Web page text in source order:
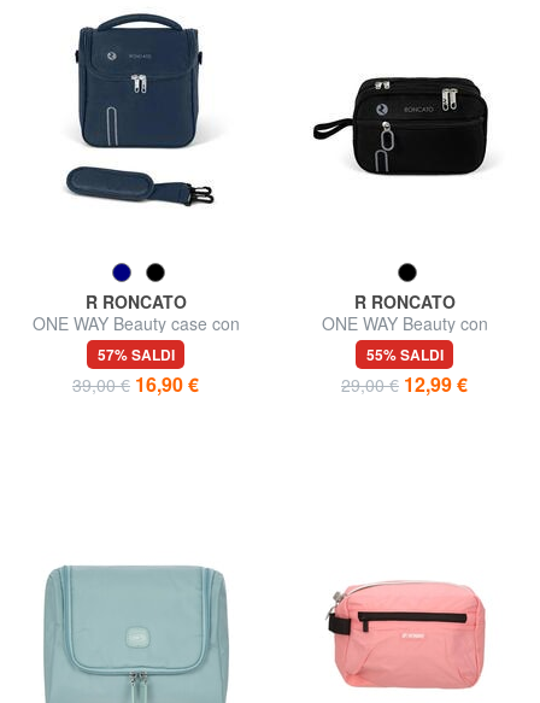
R RONCATO
ONE WAY Beauty case con
tracolla
57% SALDI
39,00 € 16,90 €
R RONCATO
ONE WAY Beauty con
polsierina
55% SALDI
29,00 € 12,99 €